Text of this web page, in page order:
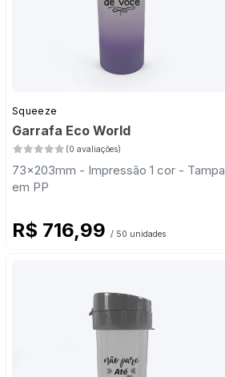
Squeeze
Garrafa Eco World
(0 avaliações)
73x203mm - Impressão 1 cor - Tampa
em PP
R$ 716,99 / 50 unidades